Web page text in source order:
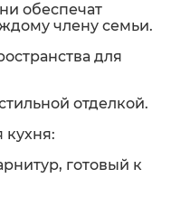
обеспечат
члену семьи.
для
отделкой.
кухня:
готовый к